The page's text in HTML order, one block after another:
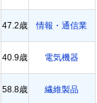
47.2歳 情報・通信業
40.9歳 電気機器
58.8歳 繊維製品